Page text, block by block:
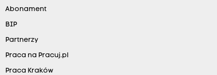
Abonament
BIP
Partnerzy
Praca na Pracuj.pl
Praca Kraków